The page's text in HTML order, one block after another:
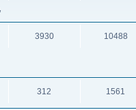
3930 10488
312 1561